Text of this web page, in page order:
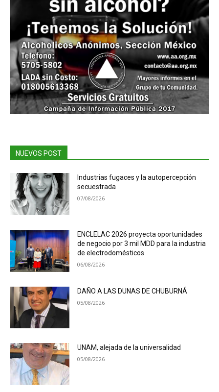
NUEVOS POST
Industrias fugaces y la autopercepción
secuestrada
07/08/2026
ENCLELAC 2026 proyecta oportunidades
de negocio por 3 mil MDD para la industria
de electrodomésticos
06/08/2026
DAÑO A LAS DUNAS DE CHUBURNÁ
05/08/2026
UNAM, alejada de la universalidad
05/08/2026